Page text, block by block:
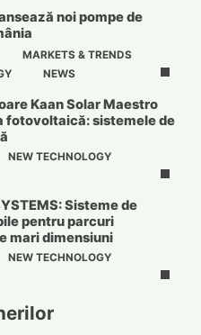
noi pompe de
MARKETS & TRENDS
NEWS
Kaan Solar Maestro
fotovoltaică: sistemele de
NEW TECHNOLOGY
Sisteme de
pentru parcuri
mari dimensiuni
NEW TECHNOLOGY